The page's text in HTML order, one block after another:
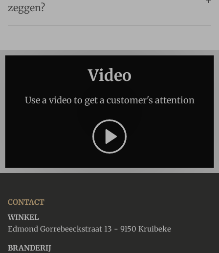
zeggen?
Video
Use a video to get a customer's attention
Spelen
CONTACT
WINKEL
Edmond Gorrebeeckstraat 13 - 9150 Kruibeke
BRANDERIJ